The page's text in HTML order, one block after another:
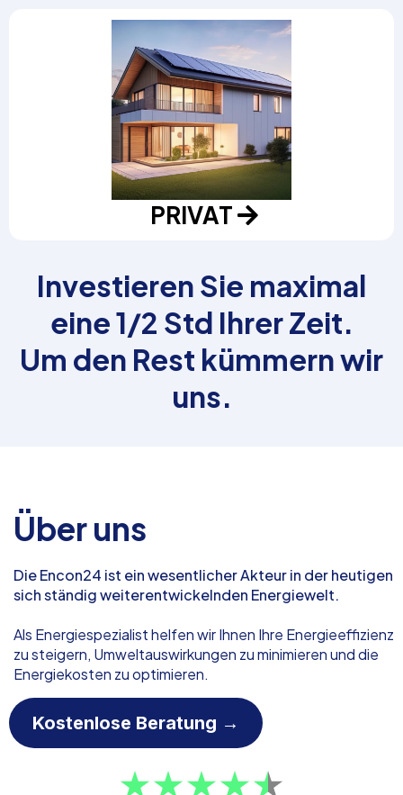
PRIVAT
Investieren Sie maximal
eine 1/2 Std Ihrer Zeit.
Um den Rest kümmern wir
uns.
Über uns
Die Encon24 ist ein wesentlicher Akteur in der heutigen
sich ständig weiterentwickelnden Energiewelt.
Als Energiespezialist helfen wir Ihnen Ihre Energieeffizienz
zu steigern, Umweltauswirkungen zu minimieren und die
Energiekosten zu optimieren.
Kostenlose Beratung →